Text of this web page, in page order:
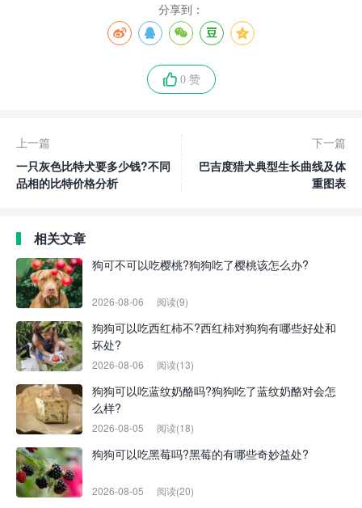
分享到：
0 赞
上一篇
一只灰色比特犬要多少钱?不同
品相的比特价格分析
下一篇
巴吉度猎犬典型生长曲线及体
重图表
相关文章
狗可不可以吃樱桃?狗狗吃了樱桃该怎么办?
2026-08-06 阅读(9)
狗狗可以吃西红柿不?西红柿对狗狗有哪些好处和
坏处?
2026-08-06 阅读(13)
狗狗可以吃蓝纹奶酪吗?狗狗吃了蓝纹奶酪对会怎
么样?
2026-08-05 阅读(18)
狗狗可以吃黑莓吗?黑莓的有哪些奇妙益处?
2026-08-05 阅读(20)